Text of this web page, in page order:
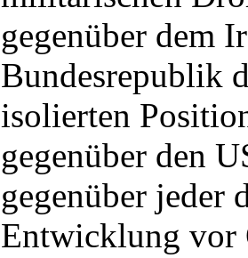
gegenüber dem
Bundesrepublik
isolierten
gegenüber den
gegenüber jeder
Entwicklung vor